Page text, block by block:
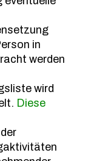
in
werden
wird
Diese